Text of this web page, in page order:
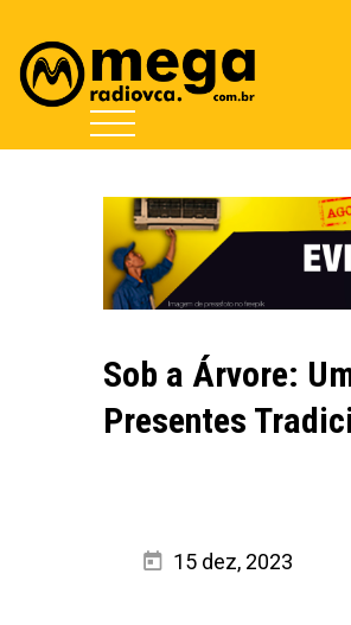
Sob a Árvore:
Presentes
15 dez, 2023